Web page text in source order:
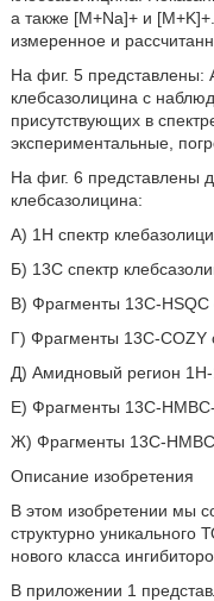
а также [M+Na]+ и
измеренное и
На фиг. 5
клебсазолицина с
присутствующих в
экспериментальные,
На фиг. 6 представлены
клебсазолицина:
A) 1Н спектр
Б) 13С спектр
B) Фрагменты 13C-HSQC
Г) Фрагменты 13C-COZY
Д) Амидновый регион 1H-
Е) Фрагменты 13С-НМВС-
Ж) Фрагменты 13С-НМВС-
Описание изобретения
В этом изобретении мы
структурно
нового класса
В приложении 1